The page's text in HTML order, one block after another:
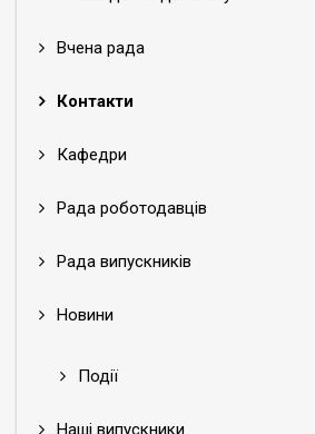
Вчена рада
Контакти
Кафедри
Рада роботодавців
Рада випускників
Новини
Події
Наші випускники